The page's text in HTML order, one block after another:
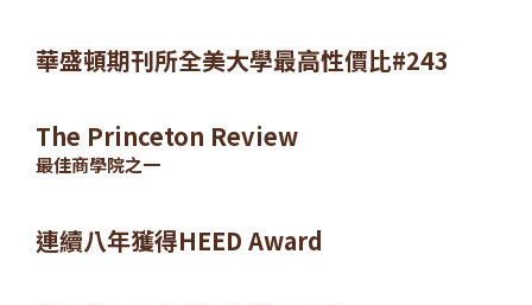
華盛頓期刊所全美大學最高性價比#243
The Princeton Review
最佳商學院之一
連續八年獲得HEED Award